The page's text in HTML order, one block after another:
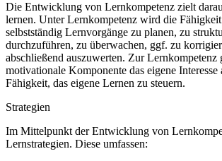
Die Entwicklung von Lernkompetenz zielt
lernen. Unter Lernkompetenz wird die Fähigkeit
selbstständig Lernvorgänge zu planen, zu
durchzuführen, zu überwachen, ggf. zu
abschließend auszuwerten. Zur Lernkompetenz
motivationale Komponente das eigene
Fähigkeit, das eigene Lernen zu steuern.
Strategien
Im Mittelpunkt der Entwicklung von
Lernstrategien. Diese umfassen: